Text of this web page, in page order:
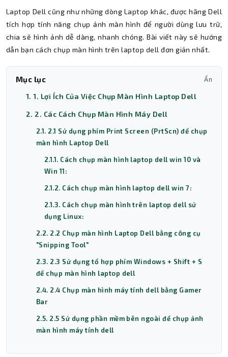
Laptop Dell cũng như những dòng Laptop khác, được hãng Dell
tích hợp tính năng chụp ảnh màn hình để người dùng lưu trữ,
chia sẽ hình ảnh dễ dàng, nhanh chóng. Bài viết này sẽ hướng
dẫn bạn cách chụp màn hình trên laptop dell đơn giản nhất.
Mục lục Ẩn
1. 1. Lợi Ích Của Việc Chụp Màn Hình Laptop Dell
2. 2. Các Cách Chụp Màn Hình Máy Dell
2.1. 2.1 Sử dụng phím Print Screen (PrtScn) để chụp
màn hình Laptop Dell
2.1.1. Cách chụp màn hình laptop dell win 10 và
Win 11:
2.1.2. Cách chụp màn hình laptop dell win 7:
2.1.3. Cách chụp màn hình trên laptop dell sử
dụng Linux:
2.2. 2.2 Chụp màn hình Laptop Dell bằng công cụ
"Snipping Tool"
2.3. 2.3 Sử dụng tổ hợp phím Windows + Shift + S
để chụp màn hình laptop dell
2.4. 2.4 Chụp màn hình máy tính dell bằng Gamer
Bar
2.5. 2.5 Sử dụng phần mềm bên ngoài để chụp ảnh
màn hình máy tính dell